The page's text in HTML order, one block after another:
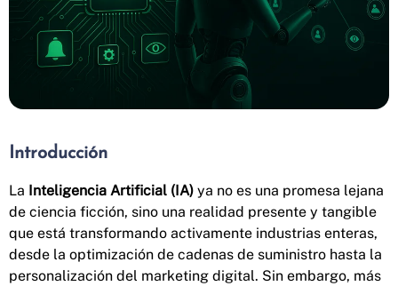
Introducción
La Inteligencia Artificial (IA) ya no es una promesa lejana
de ciencia ficción, sino una realidad presente y tangible
que está transformando activamente industrias enteras,
desde la optimización de cadenas de suministro hasta la
personalización del marketing digital. Sin embargo, más